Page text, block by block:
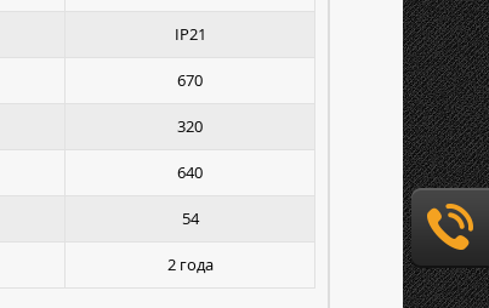
IP21
670
320
640
54
2 года